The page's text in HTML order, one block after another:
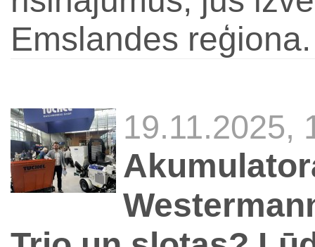
Emslandes reģiona.
19.11.2025,